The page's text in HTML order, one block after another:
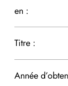
en :
Titre :
Année